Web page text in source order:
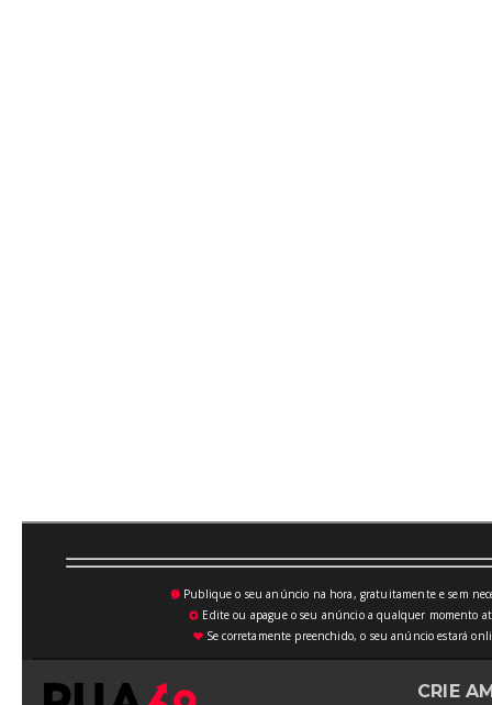
💥Publique o seu anúncio na hora, gratuitamente e sem
⚙ Edite ou apague o seu anúncio a qualquer momento
♥Se corretamente preenchido, o seu anúncio estará
CRIE